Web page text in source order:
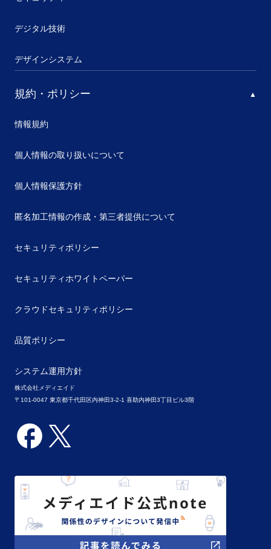
株式会社メディエイド
〒101-0047 東京都千代田区内神田3-2-1 喜助内神田3丁目ビル3階
デジタル技術
デザインシステム
規約・ポリシー
情報規約
個人情報の取り扱いについて
個人情報保護方針
匿名加工情報の作成・第三者提供について
セキュリティポリシー
セキュリティホワイトペーパー
クラウドセキュリティポリシー
品質ポリシー
システム運用方針